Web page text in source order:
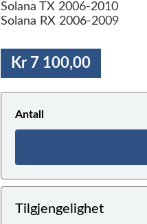
Solana TX 2006-2010
Solana RX 2006-2009
Kr 7 100,00
Antall
Tilgjengelighet